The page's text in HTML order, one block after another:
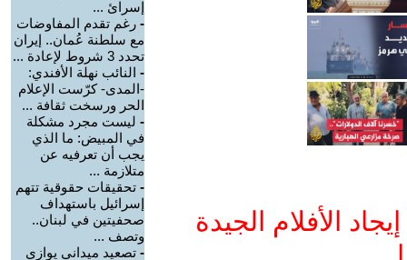
الأفلام الجيدة
إسرائ ...
- رغم تقدم المفاوضات
مع سلطنة عُمان.. إيران
تحدد 3 شروط لإعادة ...
- النائب نهلة الأفندي:
-المدى- كرّست الإعلام
الحر ورسخت ثقافة ...
- ليست مجرد مشكلة
في المبيض: ما الذي
يجب أن تعرفيه عن
متلازمة ...
- تحقيقات حقوقية تتهم
إسرائيل باستهداف
صحفيتين في لبنان..
وتصف ...
- تصعيد ميداني يوازي